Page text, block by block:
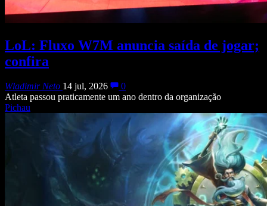
LoL: Fluxo W7M anuncia saída de jogar;
confira
Wladimir Neto 14 jul, 2026
0
Atleta passou praticamente um ano dentro da organização
Pichau